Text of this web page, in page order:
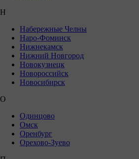
Н
Набережные Челны
Наро-Фоминск
Нижнекамск
Нижний Новгород
Новокузнецк
Новороссийск
Новосибирск
О
Одинцово
Омск
Оренбург
Орехово-Зуево